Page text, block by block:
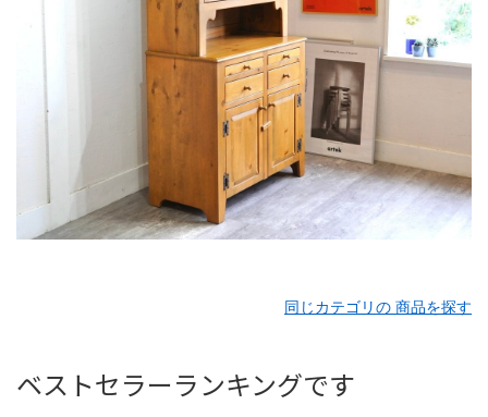
同じカテゴリの 商品を探す
ベストセラーランキングです